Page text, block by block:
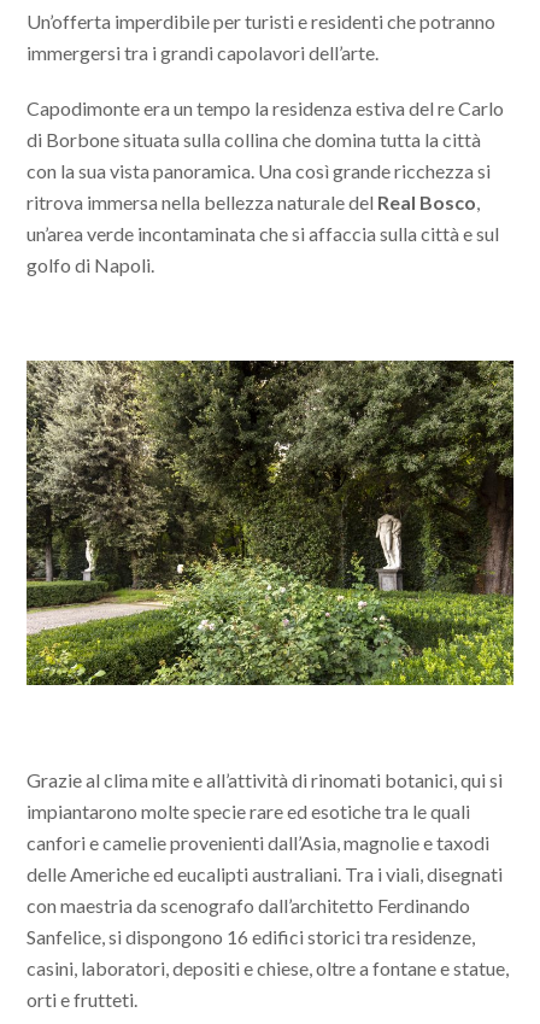
Un’offerta imperdibile per turisti e residenti che potranno
immergersi tra i grandi capolavori dell’arte.
Capodimonte era un tempo la residenza estiva del re Carlo
di Borbone situata sulla collina che domina tutta la città
con la sua vista panoramica. Una così grande ricchezza si
ritrova immersa nella bellezza naturale del Real Bosco,
un’area verde incontaminata che si affaccia sulla città e sul
golfo di Napoli.
Grazie al clima mite e all’attività di rinomati botanici, qui si
impiantarono molte specie rare ed esotiche tra le quali
canfori e camelie provenienti dall’Asia, magnolie e taxodi
delle Americhe ed eucalipti australiani. Tra i viali, disegnati
con maestria da scenografo dall’architetto Ferdinando
Sanfelice, si dispongono 16 edifici storici tra residenze,
casini, laboratori, depositi e chiese, oltre a fontane e statue,
orti e frutteti.